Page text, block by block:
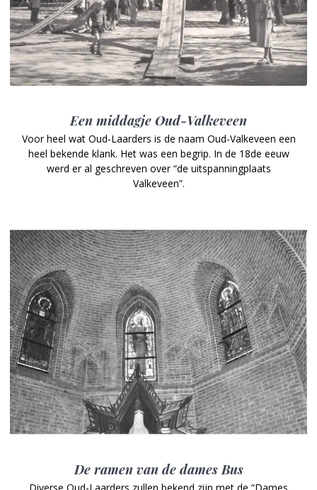
Een middagje Oud-Valkeveen
Voor heel wat Oud-Laarders is de naam Oud-Valkeveen een
heel bekende klank. Het was een begrip. In de 18de eeuw
werd er al geschreven over “de uitspanningplaats
Valkeveen”.
De ramen van de dames Bus
Diverse Oud-Laarders zullen bekend zijn met de “Dames